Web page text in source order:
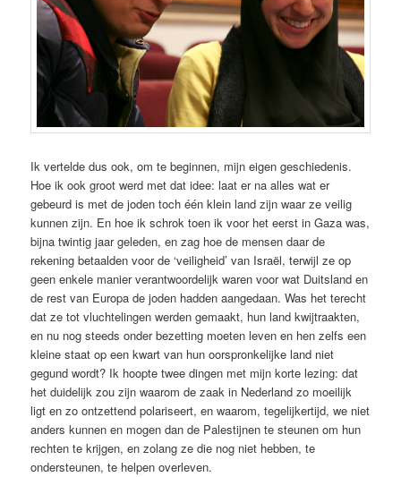
Ik vertelde dus ook, om te beginnen, mijn eigen geschiedenis.
Hoe ik ook groot werd met dat idee: laat er na alles wat er
gebeurd is met de joden toch één klein land zijn waar ze veilig
kunnen zijn. En hoe ik schrok toen ik voor het eerst in Gaza was,
bijna twintig jaar geleden, en zag hoe de mensen daar de
rekening betaalden voor de ‘veiligheid’ van Israël, terwijl ze op
geen enkele manier verantwoordelijk waren voor wat Duitsland en
de rest van Europa de joden hadden aangedaan. Was het terecht
dat ze tot vluchtelingen werden gemaakt, hun land kwijtraakten,
en nu nog steeds onder bezetting moeten leven en hen zelfs een
kleine staat op een kwart van hun oorspronkelijke land niet
gegund wordt? Ik hoopte twee dingen met mijn korte lezing: dat
het duidelijk zou zijn waarom de zaak in Nederland zo moeilijk
ligt en zo ontzettend polariseert, en waarom, tegelijkertijd, we niet
anders kunnen en mogen dan de Palestijnen te steunen om hun
rechten te krijgen, en zolang ze die nog niet hebben, te
ondersteunen, te helpen overleven.